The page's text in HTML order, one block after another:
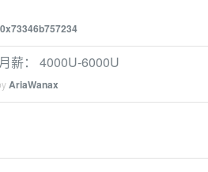
0x73346b757234
薪： 4000U-6000U
AriaWanax